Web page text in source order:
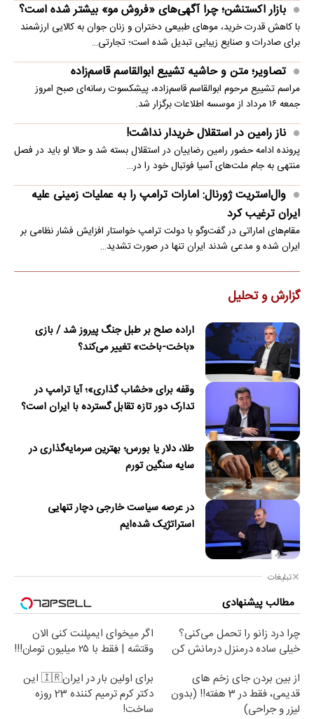
بازار اکستنشن؛ چرا آگهی‌های «فروش مو» بیشتر شده است؟
با کاهش قدرت خرید، موهای طبیعی دختران و زنان جوان به کالایی ارزشمند
برای صادرات و صنایع زیبایی تبدیل شده است؛ تجارتی…
تصاویر؛ متن و حاشیه تشییع ابوالقاسم قاسم‌زاده
مراسم تشییع مرحوم ابوالقاسم قاسم‌زاده، پیشکسوت رسانه‌ای صبح امروز
جمعه ۱۶ مرداد از موسسه اطلاعات برگزار شد.
ناز رامین در استقلال خریدار نداشت!
پرونده ادامه حضور رامین رضاییان در استقلال بسته شد و حالا او باید در فصل
منتهی به جام ملت‌های آسیا فوتبال خود را در…
وال‌استریت ژورنال: امارات ترامپ را به عملیات زمینی علیه
ایران ترغیب کرد
مقام‌های اماراتی در گفت‌وگو با دولت ترامپ خواستار افزایش فشار نظامی بر
ایران شده و مدعی شدند ایران تنها در صورت تشدید…
گزارش و تحلیل
اراده صلح بر طبل جنگ پیروز شد / بازی
«باخت-باخت» تغییر می‌کند؟
وقفه برای «خشاب گذاری»؛ آیا ترامپ در
تدارک دور تازه تقابل گسترده با ایران است؟
طلا، دلار یا بورس؛ بهترین سرمایه‌گذاری در
سایه سنگین تورم
در عرصه سیاست خارجی دچار تنهایی
استراتژیک شده‌ایم
تبلیغات
مطالب پیشنهادی
چرا درد زانو را تحمل می‌کنی؟
خیلی ساده درمنزل درمانش کن
اگر میخوای ایمپلنت کنی الان
وقتشه | فقط با ۲۵ میلیون تومان!!!
از بین بردن جای زخم های
قدیمی، فقط در 3 هفته!! (بدون
لیزر و جراحی)
برای اولین بار در ایران🇮🇷 این
دکتر کرم ترمیم کننده 23 روزه
ساخت!